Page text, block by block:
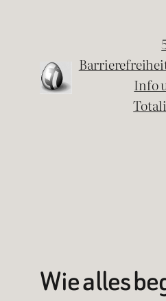
Info
Wie alles